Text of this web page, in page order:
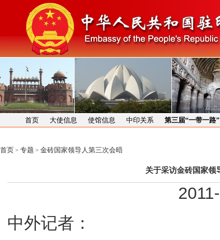
首页 大使信息 使馆信息 中印关系 第三届“一带一路
首页 > 专题 > 金砖国家领导人第三次会晤
关于采访金砖国家领
中外记者：